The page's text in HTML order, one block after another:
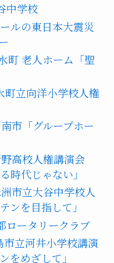
中学校
ルの東日本大震災
町 老人ホーム「聖
立向洋小学校人権
市「グループホー
高校人権講演会
時代じゃない」
市立大谷中学校人
ンを目指して」
ータリークラブ
立河井小学校講演
をめざして」